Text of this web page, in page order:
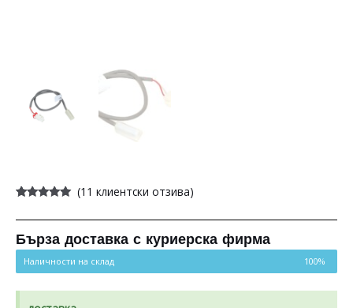
5.00от 5,
потребителски
оценки
(11 клиентски отзива)
Бърза доставка с куриерска фирма
Наличности на склад 100%